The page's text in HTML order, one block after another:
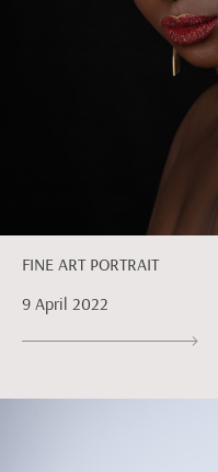
FINE ART PORTRAIT
9 April 2022